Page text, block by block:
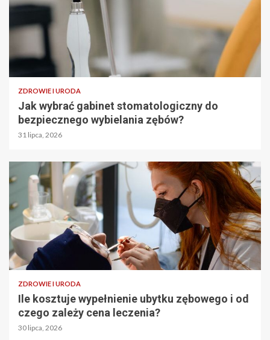
ZDROWIE I URODA
Jak wybrać gabinet stomatologiczny do
bezpiecznego wybielania zębów?
31 lipca, 2026
ZDROWIE I URODA
Ile kosztuje wypełnienie ubytku zębowego i od
czego zależy cena leczenia?
30 lipca, 2026